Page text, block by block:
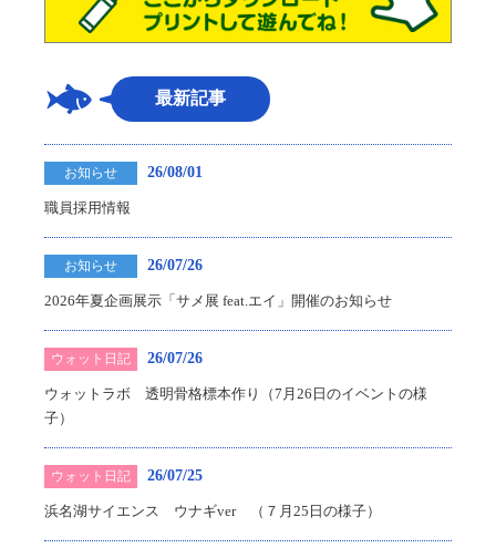
最新記事
お知らせ 26/08/01
職員採用情報
お知らせ 26/07/26
2026年夏企画展示「サメ展 feat.エイ」開催のお知らせ
ウォット日記 26/07/26
ウォットラボ 透明骨格標本作り（7月26日のイベントの様
子）
ウォット日記 26/07/25
浜名湖サイエンス ウナギver （７月25日の様子）